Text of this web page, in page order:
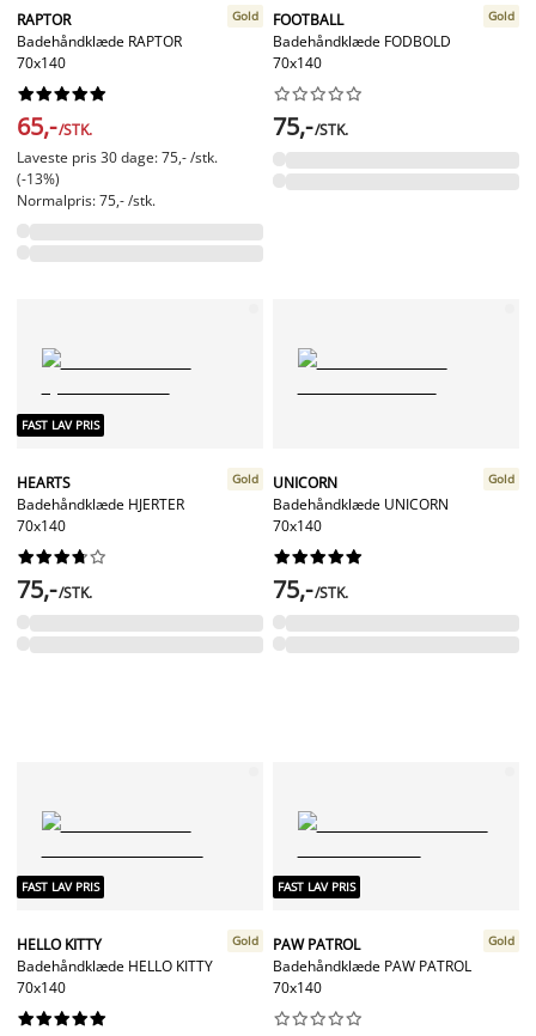
RAPTOR
Badehåndklæde RAPTOR
70x140
Gold






65,-/STK.
Laveste pris 30 dage: 75,- /stk.
(-13%)
Normalpris: 75,- /stk.
FOOTBALL
Badehåndklæde FODBOLD
70x140
Gold






75,-/STK.
FAST LAV PRIS
HEARTS
Badehåndklæde HJERTER
70x140
Gold






75,-/STK.
UNICORN
Badehåndklæde UNICORN
70x140
Gold






75,-/STK.
FAST LAV PRIS
HELLO KITTY
Badehåndklæde HELLO KITTY
70x140
Gold






FAST LAV PRIS
PAW PATROL
Badehåndklæde PAW PATROL
70x140
Gold





